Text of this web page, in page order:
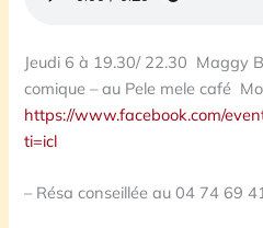
Jeudi 6 à 19.30/ 22.30 Maggy
comique – au Pele mele café
https://www.facebook.com/
ti=icl
– Résa conseillée au 04 74 69